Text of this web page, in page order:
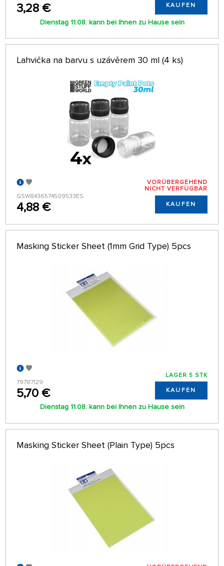
3,28 € KAUFEN
Dienstag 11.08. kann bei Ihnen zu Hause sein
Lahvička na barvu s uzávěrem 30 ml (4 ks)
GSW8436574509533ES
4,88 €
VORÜBERGEHEND
NICHT VERFÜGBAR
KAUFEN
Masking Sticker Sheet (1mm Grid Type) 5pcs
79787129
5,70 €
LAGER 5 STK
KAUFEN
Dienstag 11.08. kann bei Ihnen zu Hause sein
Masking Sticker Sheet (Plain Type) 5pcs